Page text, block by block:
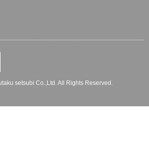
setsubi Co.,Ltd. All Rights Reserved.